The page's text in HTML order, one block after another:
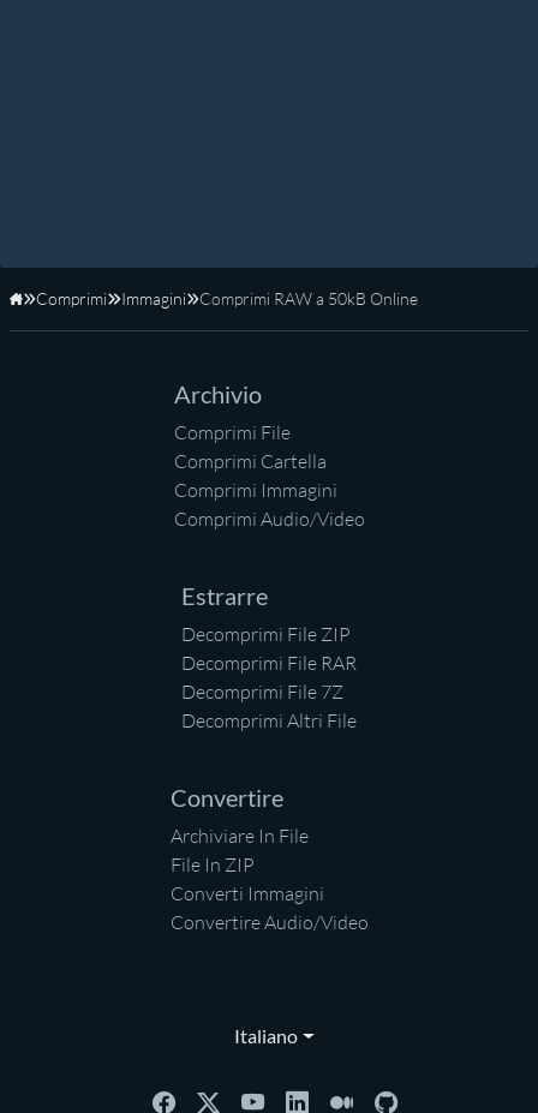
Home
Comprimi Immagini Comprimi RAW a 50kB Online
Archivio
Comprimi File
Comprimi Cartella
Comprimi Immagini
Comprimi Audio/Video
Estrarre
Decomprimi File ZIP
Decomprimi File RAR
Decomprimi File 7Z
Decomprimi Altri File
Convertire
Archiviare In File
File In ZIP
Converti Immagini
Convertire Audio/Video
Italiano